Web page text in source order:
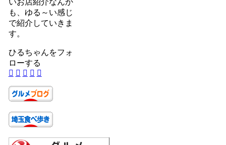
いお店紹介なんか
も、ゆる～い感じ
で紹介していきま
す。
ひるちゃんをフォ
ローする